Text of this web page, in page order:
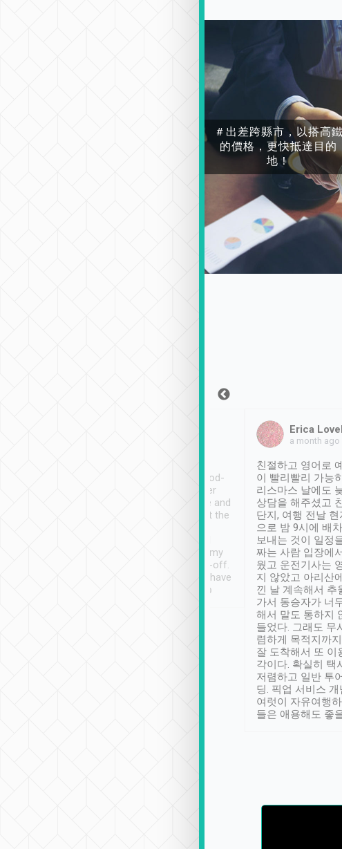
＃出差跨縣市，以搭高鐵
的價格，更快抵達目的
地！
service, vehicles in good-
condition and the driver
service was awesome and
thoughtful. Driver went the
have safely arrived at my
destination after drop-off.
Definitely something I have
not seen elsewhere 👍
Erica
a month ago
친절하고 영어로
이 빨리빨리 가능
리스마스 날에도
상담을 해주셨고
단지, 여행 전날
으로 밤 9시에 배
보내는 것이 일정
짜는 사람 입장에
웠고 운전기사는
지 않았고 아리산
낀 날 계속해서 추
가서 동승자가 너
해서 말도 통하지
들었다. 그래도 무
렴하게 목적지까지
잘 도착해서 또 이
각이다. 확실히 택
저렴하고 일반 투
딩. 픽업 서비스
여럿이 자유여행
들은 애용해도 좋